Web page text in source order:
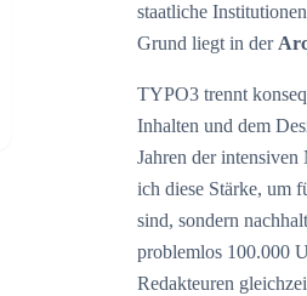
staatliche
Grund liegt in der
TYPO3 trennt
Inhalten und dem
Jahren der
ich diese Stärke, um
sind, sondern
problemlos 100.000
Redakteuren